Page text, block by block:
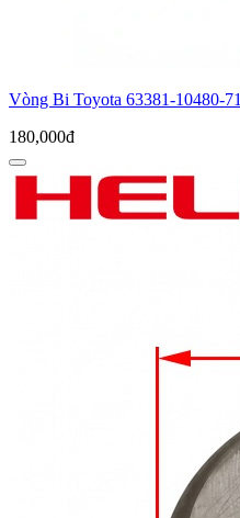
Vòng Bi Toyota 63381-10480-71
180,000đ